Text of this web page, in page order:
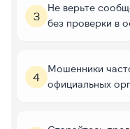
3
Не верьте
без проверки в
4
Мошенники
официальных